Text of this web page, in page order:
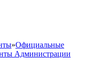
»Официальные
Администрации